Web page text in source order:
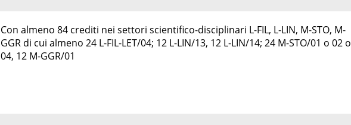
Con almeno 84 crediti nei settori scientifico-disciplinari L-FIL, L-LIN, M-STO, M-
GGR di cui almeno 24 L-FIL-LET/04; 12 L-LIN/13, 12 L-LIN/14; 24 M-STO/01 o 02 o
04, 12 M-GGR/01